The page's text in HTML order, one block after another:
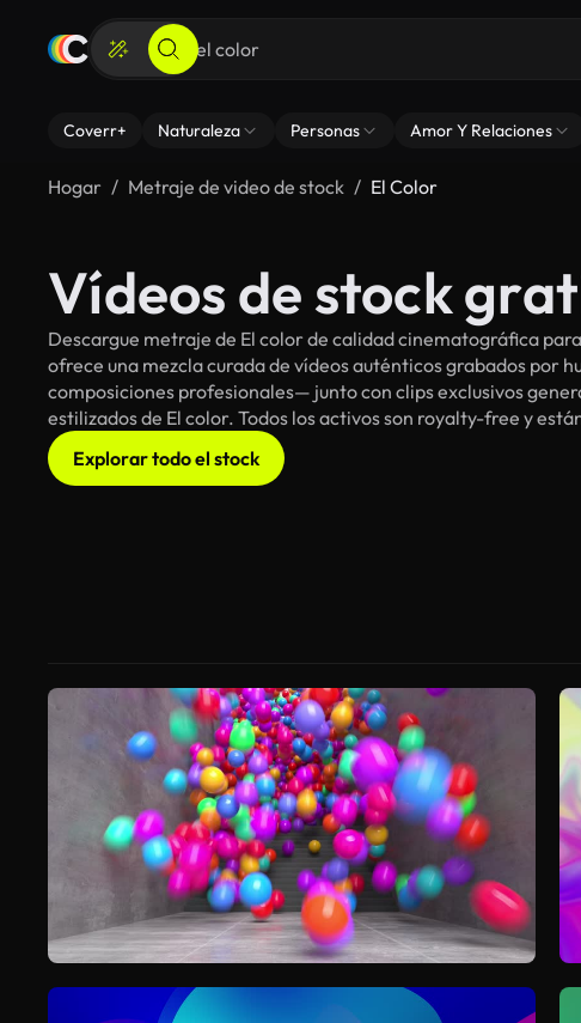
Coverr+ Naturaleza Personas Amor Y Relaciones
Hogar Metraje de video de stock El Color
Vídeos de stock
Descargue metraje de El color de calidad cinematográfica
ofrece una mezcla curada de vídeos auténticos grabados por
composiciones profesionales— junto con clips exclusivos
estilizados de El color. Todos los activos son royalty-free y
Explorar todo el stock